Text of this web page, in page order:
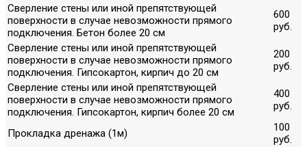
Сверление стены или иной препятствующей
поверхности в случае невозможности прямого
подключения. Бетон более 20 см
600
руб.
Сверление стены или иной препятствующей
поверхности в случае невозможности прямого
подключения. Гипсокартон, кирпич до 20 см
200
руб.
Сверление стены или иной препятствующей
поверхности в случае невозможности прямого
подключения. Гипсокартон, кирпич более 20 см
400
руб.
Прокладка дренажа (1м)
100
руб.